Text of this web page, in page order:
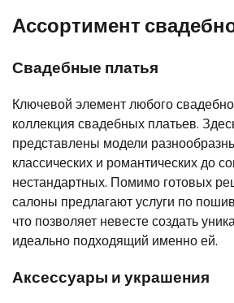
Ассортимент
Свадебные платья
Ключевой элемент любого
коллекция свадебных платьев.
представлены модели
классических и романтических до
нестандартных. Помимо готовых
салоны предлагают услуги по
что позволяет невесте создать
идеально подходящий именно ей.
Аксессуары и украшения